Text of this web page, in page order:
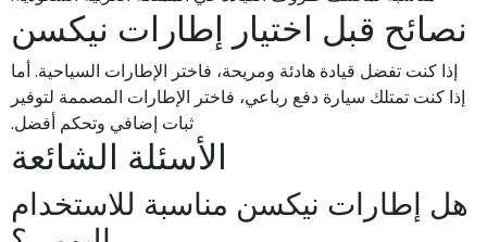
نصائح قبل اختيار إطارات نيكسن
إذا كنت تفضل قيادة هادئة ومريحة، فاختر الإطارات السياحية. أما
إذا كنت تمتلك سيارة دفع رباعي، فاختر الإطارات المصممة لتوفير
ثبات إضافي وتحكم أفضل.
الأسئلة الشائعة
هل إطارات نيكسن مناسبة للاستخدام